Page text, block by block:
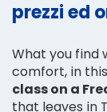
prezzi ed
What you find
comfort, in
class on a
that leaves in